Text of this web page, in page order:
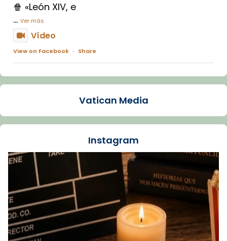
🍿 «León XIV, e
... Ver más
Vídeo
View on Facebook · Share
Arquebisbat de Barcelona
La Carmina va patir depressió. Fa gairebé
dos mesos, a l'Estadi Lluís Companys, la
Recupera l'entrevista comp
Vatican
tican News 👇
www.vaticannews.va/es/iglesia/news/2026-
07/carmina-historia-depresion-papa-viaje-
espana-testimoni...
Foto
Vatican Media
Instagram